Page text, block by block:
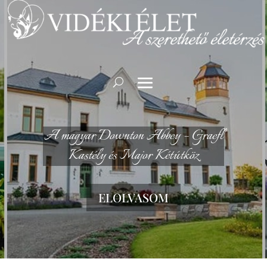
A magyar Downton Abbey – Graefl
Kastély és Major Kétútköz
ELOLVASOM